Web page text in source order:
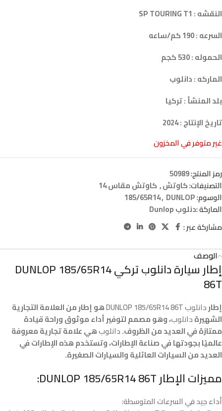
النقشه : SP TOURING T1
السرعه : 190 كم/ساعه
الحموله : 530 كجم
الماركه : دانلوب
بلد المنشأ : تركيا
تاريخ الإنتاج : 2024
غير متوفر في المخزون
رمز المنتج:50989
التصنيفات:كاوتش, كاوتش مقاس 14
الوسوم:
185/65R14, DUNLOP
الماركة :دنلوب Dunlop
مشاركة عبر :
الوصف
إطار سيارة دانلوب تركي DUNLOP 185/65R14
86T
إطاردانلوب DUNLOP 185/65R14 86T
هو إطار من العلامة التجارية
الشهيرةدانلوب، وهو مصمم لتوفير أداء موثوق وراحة قيادة
ممتازة في العديد من الظروف.دانلوبهي علامة تجارية معروفة
عالميًا بجودتها في صناعة الإطارات، وتستخدم هذه الإطارات في
العديد من السيارات العائلية والسيارات الصغيرة.
مميزات الإطارDUNLOP 185/65R14 86T
:
أداء جيد في السرعات المتوسطة: